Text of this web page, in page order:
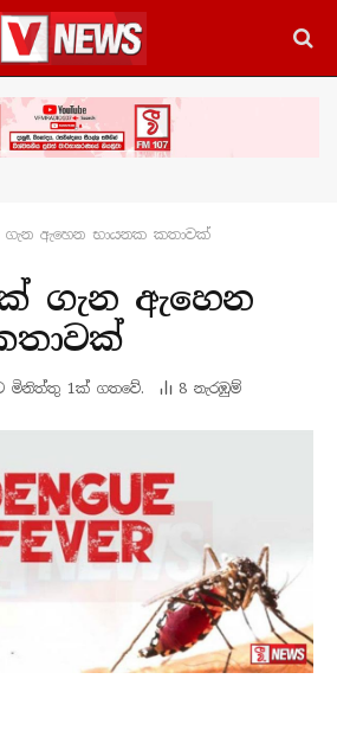
ගැන ඇහෙන භායනක කතාවක්
ගැන ඇහෙන
මිනිත්තු 1ක් ගතවේ. 8 නැරඹු​ම්